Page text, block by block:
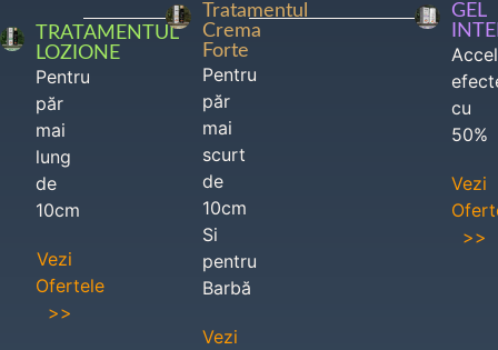
TRATAMENTUL
LOZIONE
Pentru
păr
mai
lung
de
10cm
Vezi
Ofertele
>>
Tratamentul
Crema
Forte
Pentru
păr
mai
scurt
de
10cm
Si
pentru
Barbă
Vezi
GEL
cu
50%
Vezi
>>